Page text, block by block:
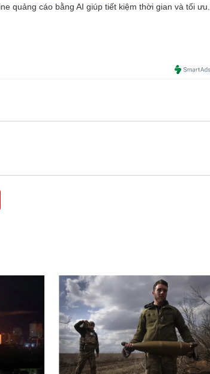
quảng cáo bằng AI giúp tiết kiệm thời gian và tối ưu.